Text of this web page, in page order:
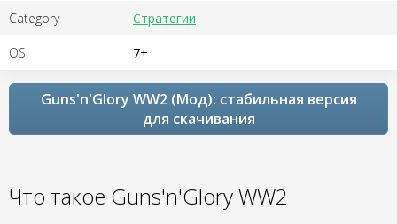
Category Стратегии
OS 7+
Guns'n'Glory WW2 (Мод): стабильная версия
для скачивания
Что такое Guns'n'Glory WW2